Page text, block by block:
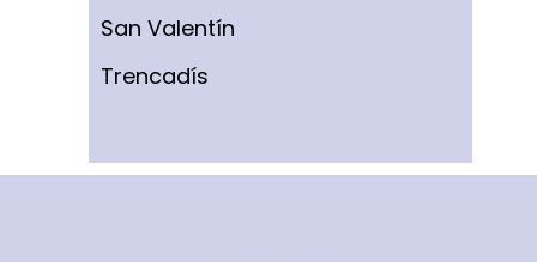
San Valentín
Trencadís